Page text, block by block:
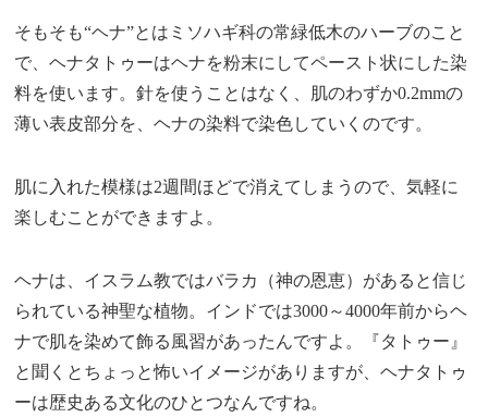
そもそも“ヘナ”とはミソハギ科の常緑低木のハーブのこと
で、ヘナタトゥーはヘナを粉末にしてペースト状にした染
料を使います。針を使うことはなく、肌のわずか0.2mmの
薄い表皮部分を、ヘナの染料で染色していくのです。
肌に入れた模様は2週間ほどで消えてしまうので、気軽に
楽しむことができますよ。
ヘナは、イスラム教ではバラカ（神の恩恵）があると信じ
られている神聖な植物。インドでは3000～4000年前からヘ
ナで肌を染めて飾る風習があったんですよ。『タトゥー』
と聞くとちょっと怖いイメージがありますが、ヘナタトゥ
ーは歴史ある文化のひとつなんですね。